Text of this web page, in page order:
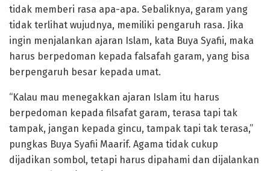
tidak memberi rasa apa-apa. Sebaliknya, garam yang
tidak terlihat wujudnya, memiliki pengaruh rasa. Jika
ingin menjalankan ajaran Islam, kata Buya Syafii, maka
harus berpedoman kepada falsafah garam, yang bisa
berpengaruh besar kepada umat.
“Kalau mau menegakkan ajaran Islam itu harus
berpedoman kepada filsafat garam, terasa tapi tak
tampak, jangan kepada gincu, tampak tapi tak terasa,”
pungkas Buya Syafii Maarif. Agama tidak cukup
dijadikan sombol, tetapi harus dipahami dan dijalankan